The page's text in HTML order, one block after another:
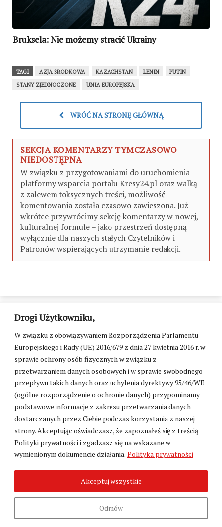
Drogi Użytkowniku,
W związku z obowiązywaniem Rozporządzenia Parlamentu
Europejskiego i Rady (UE) 2016/679 z dnia 27 kwietnia 2016 r. w
sprawie ochrony osób fizycznych w związku z
przetwarzaniem danych osobowych i w sprawie swobodnego
przepływu takich danych oraz uchylenia dyrektywy 95/46/WE
(ogólne rozporządzenie o ochronie danych) przypominamy
podstawowe informacje z zakresu przetwarzania danych
dostarczanych przez Ciebie podczas korzystania z naszej
strony. Akceptując oświadczasz, że zapoznałeś się z treścią
Polityki prywatności i zgadzasz się na wskazane w
wymienionym dokumencie działania. Polityka prywatności
Odmów
Akceptuj wszystkie
Bruksela: Nie możemy stracić Ukrainy
TAGI AZJA ŚRODKOWA KAZACHSTAN LENIN
PUTIN
STANY ZJEDNOCZONE
UNIA EUROPEJSKA
WRÓĆ NA STRONĘ GŁÓWNĄ
SEKCJA KOMENTARZY TYMCZASOWO
NIEDOSTĘPNA
W związku z przygotowaniami do uruchomienia
platformy wsparcia portalu Kresy24.pl oraz walką
z zalewem toksycznych treści, możliwość
komentowania została czasowo zawieszona. Już
wkrótce przywrócimy sekcję komentarzy w nowej,
kulturalnej formule – jako przestrzeń dostępną
wyłącznie dla naszych stałych Czytelników i
Patronów wspierających utrzymanie redakcji.
Zmień ustawienia cookies
2026. Wszelkie Prawa Zastrzeżone.
Polityka prywatności
Fundacja Wolność i Demokracja